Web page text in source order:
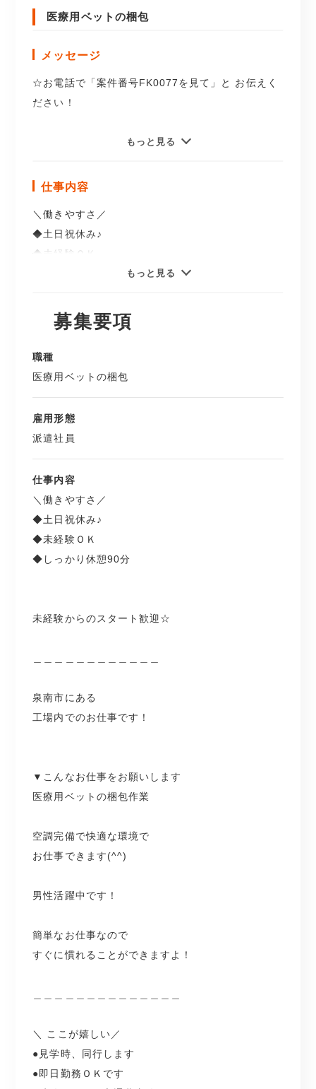
医療用ベットの梱包
メッセージ
☆お電話で「案件番号FK0077を見て」と お伝えく
ださい！
～～～～～～～～～～～～
～～～～～～～～～～～～
＼ここがポイント／
☆土日祝休み
時間固定勤務なので
＿＿＿＿＿＿＿＿＿＿＿＿＿＿
【こんな職場です】
泉南市にある
医療用ベットを販売している
会社です☆
ベットの梱包作業をお願いします！
＼ファインのここが嬉しい／
しっかりとフォローしますので
見学時も安心☆
職場での悩みや不安なども
お気軽にご相談ください！
◆社員登用の実績あり
◆うれしい週払いOK(規定あり)
.
もっと見る
仕事内容
＼働きやすさ／
◆土日祝休み♪
◆未経験ＯＫ
◆しっかり休憩90分
未経験からのスタート歓迎☆
＿＿＿＿＿＿＿＿＿＿＿＿
泉南市にある
工場内でのお仕事です！
もっと見る
募集要項
職種
医療用ベットの梱包
雇用形態
派遣社員
仕事内容
＼働きやすさ／
◆土日祝休み♪
◆未経験ＯＫ
◆しっかり休憩90分
未経験からのスタート歓迎☆
泉南市にある
工場内でのお仕事です！
▼こんなお仕事をお願いします
医療用ベットの梱包作業
空調完備で快適な環境で
お仕事できます(^^)
男性活躍中です！
簡単なお仕事なので
すぐに慣れることができますよ！
＼ ここが嬉しい／
●見学時、同行します
●即日勤務ＯＫです